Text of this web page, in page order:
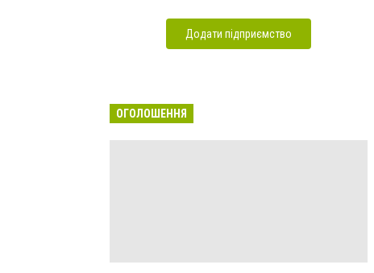
Додати підприємство
ОГОЛОШЕННЯ